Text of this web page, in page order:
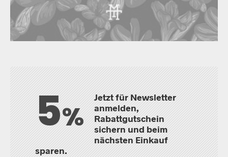
5%
Jetzt für Newsletter
anmelden,
Rabattgutschein
sichern und beim
nächsten Einkauf
sparen.